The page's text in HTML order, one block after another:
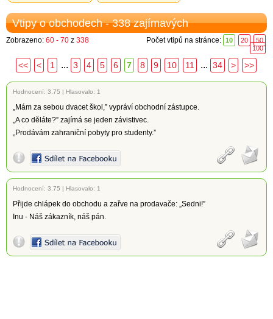
Vtipy o obchodech - 338 zajímavých
Zobrazeno: 60 - 70 z 338 Počet vtipů na stránce: 10 20
50
100
<< < 1 ... 3 4 5 6 7 8 9 10 11 ... 34 > >>
Hodnocení: 3.75 | Hlasovalo: 1
„Mám za sebou dvacet škol,” vypráví obchodní zástupce.
„A co děláte?” zajímá se jeden závistivec.
„Prodávám zahraniční pobyty pro studenty.”
Hodnocení: 3.75 | Hlasovalo: 1
Přijde chlápek do obchodu a zařve na prodavače: „Sedni!”
Inu - Náš zákazník, náš pán.